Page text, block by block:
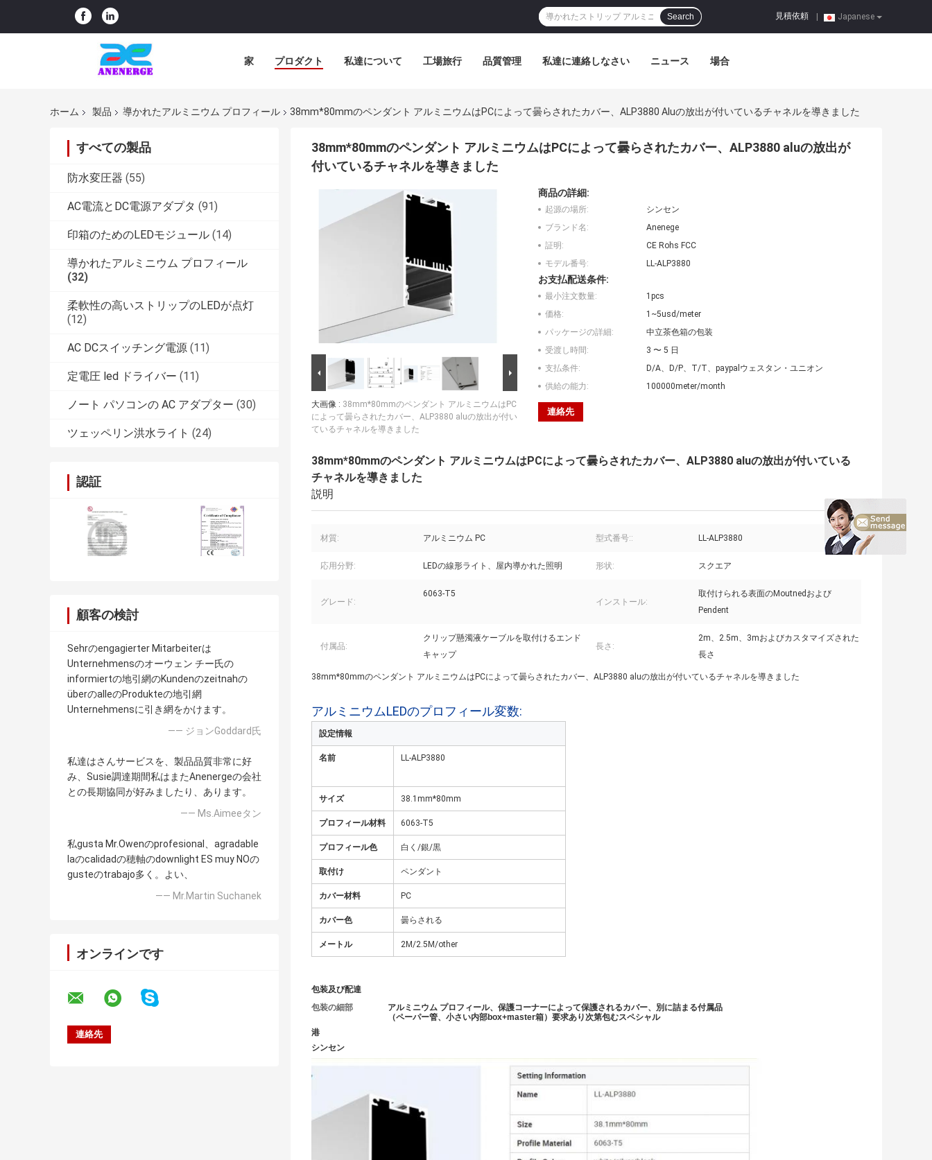
Japanese
見積依頼
Search
家 プロダクト 私達について 工場旅行 品質管理 私達に連絡しなさい ニュース 場合
ホーム 製品 導かれたアルミニウム プロフィール 38mm*80mmのペンダント アルミニウムはPCによって曇らされたカバー、ALP3880 Aluの放出が付いているチャネルを導きました
すべての製品
防水変圧器 (55)
AC電流とDC電源アダプタ (91)
印箱のためのLEDモジュール (14)
導かれたアルミニウム プロフィール
(32)
柔軟性の高いストリップのLEDが点灯
(12)
AC DCスイッチング電源 (11)
定電圧 led ドライバー (11)
ノート パソコンの AC アダプター (30)
ツェッペリン洪水ライト (24)
認証
顧客の検討
Sehrのengagierter Mitarbeiterは
Unternehmensのオーウェン チー氏の
informiertの地引網のKundenのzeitnahの
überのalleのProdukteの地引網
Unternehmensに引き網をかけます。
—— ジョンGoddard氏
私達はさんサービスを、製品品質非常に好
み、Susie調達期間私はまたAnenergeの会社
との長期協同が好みましたり、あります。
—— Ms.Aimeeタン
私gusta Mr.Owenのprofesional、agradable
laのcalidadの穂軸のdownlight ES muy NOの
gusteのtrabajo多く。よい、
—— Mr.Martin Suchanek
オンラインです
38mm*80mmのペンダント アルミニウムはPCによって曇らされたカバー、ALP3880 aluの放出が
付いているチャネルを導きました
大画像 : 38mm*80mmのペンダント アルミニウムはPC
によって曇らされたカバー、ALP3880 aluの放出が付い
ているチャネルを導きました
商品の詳細:
起源の場所:
シンセン
ブランド名:
Anenege
証明:
CE Rohs FCC
モデル番号:
LL-ALP3880
お支払配送条件:
最小注文数量:
1pcs
価格:
1~5usd/meter
パッケージの詳細:
中立茶色箱の包装
受渡し時間:
3 〜 5 日
支払条件:
D/A、D/P、T/T、paypalウェスタン・ユニオン
供給の能力:
100000meter/month
連絡先
38mm*80mmのペンダント アルミニウムはPCによって曇らされたカバー、ALP3880 aluの放出が付いている
チャネルを導きました
説明
材質: アルミニウム PC 型式番号:: LL-ALP3880
応用分野: LEDの線形ライト、屋内導かれた照明 形状: スクエア
グレード:
6063-T5
インストール:
取付けられる表面のMoutnedおよび
Pendent
付属品:
クリップ懸濁液ケーブルを取付けるエンド
キャップ
長さ:
2m、2.5m、3mおよびカスタマイズされた
長さ
38mm*80mmのペンダント アルミニウムはPCによって曇らされたカバー、ALP3880 aluの放出が付いているチャネルを導きました
アルミニウムLEDのプロフィール変数:
設定情報
名前 LL-ALP3880
サイズ 38.1mm*80mm
プロフィール材料 6063-T5
プロフィール色 白く/銀/黒
取付け ペンダント
カバー材料 PC
カバー色 曇らされる
メートル 2M/2.5M/other
包装及び配達
包装の細部
アルミニウム プロフィール、保護コーナーによって保護されるカバー、別に詰まる付属品
（ペーパー管、小さい内部box+master箱）要求あり次第包むスペシャル
港
シンセン